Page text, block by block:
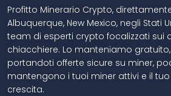
Profitto Minerario Crypto,
Albuquerque, New Mexico, negli Stati
team di esperti crypto focalizzati sui
chiacchiere. Lo manteniamo
portandoti offerte sicure su miner,
mantengono i tuoi miner attivi e il
crescita.